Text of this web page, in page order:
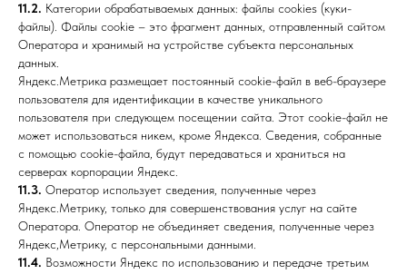
11.2. Категории обрабатываемых данных: файлы cookies (куки-
файлы). Файлы cookie – это фрагмент данных, отправленный сайтом
Оператора и хранимый на устройстве субъекта персональных
данных.
Яндекс.Метрика размещает постоянный cookie-файл в веб-браузере
пользователя для идентификации в качестве уникального
пользователя при следующем посещении сайта. Этот cookie-файл не
может использоваться никем, кроме Яндекса. Сведения, собранные
с помощью cookie-файла, будут передаваться и храниться на
серверах корпорации Яндекс.
11.3. Оператор использует сведения, полученные через
Яндекс.Метрику, только для совершенствования услуг на сайте
Оператора. Оператор не объединяет сведения, полученные через
Яндекс,Метрику, с персональными данными.
11.4. Возможности Яндекс по использованию и передаче третьим